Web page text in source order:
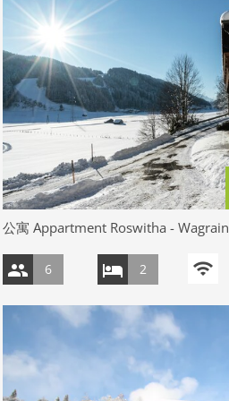
公寓 Appartment Roswitha - Wagrain
6 2